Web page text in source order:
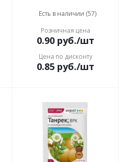
Есть в наличии (57)
Розничная цена
0.90руб./шт
Цена по дисконту
0.85руб./шт